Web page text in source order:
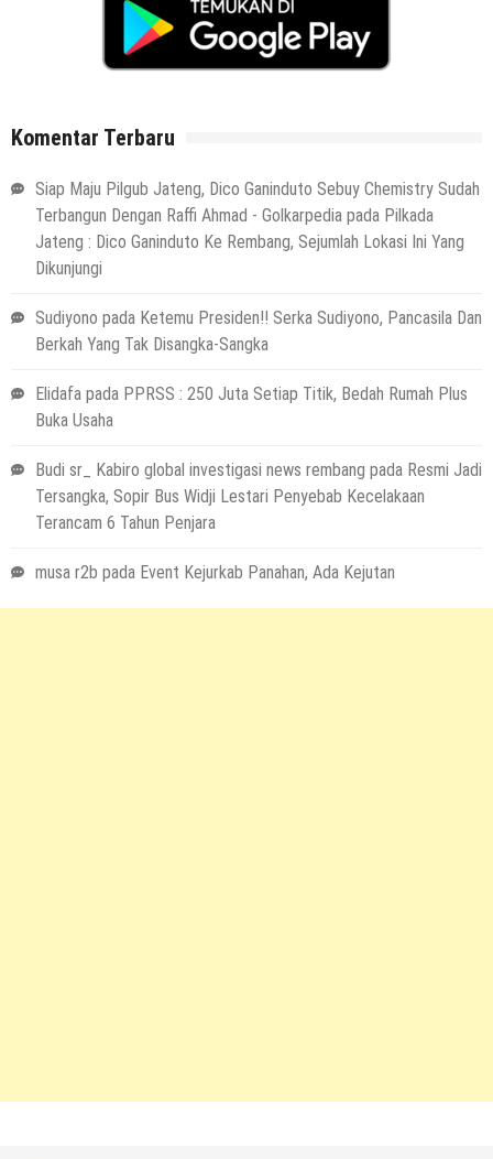
Komentar Terbaru
Siap Maju Pilgub Jateng, Dico Ganinduto Sebuy Chemistry Sudah
Terbangun Dengan Raffi Ahmad - Golkarpedia pada Pilkada
Jateng : Dico Ganinduto Ke Rembang, Sejumlah Lokasi Ini Yang
Dikunjungi
Sudiyono pada Ketemu Presiden!! Serka Sudiyono, Pancasila Dan
Berkah Yang Tak Disangka-Sangka
Elidafa pada PPRSS : 250 Juta Setiap Titik, Bedah Rumah Plus
Buka Usaha
Budi sr_ Kabiro global investigasi news rembang pada Resmi Jadi
Tersangka, Sopir Bus Widji Lestari Penyebab Kecelakaan
Terancam 6 Tahun Penjara
musa r2b pada Event Kejurkab Panahan, Ada Kejutan